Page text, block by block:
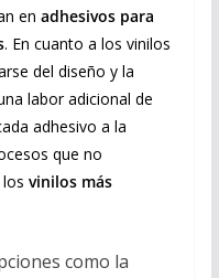
en adhesivos para
. En cuanto a los vinilos
del diseño y la
labor adicional de
adhesivo a la
que no
vinilos más
como la